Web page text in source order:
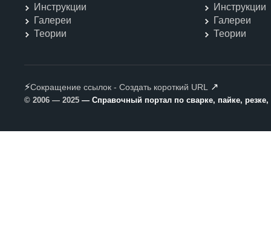
Инструкции
Галереи
Теории
Инструкции
Галереи
Теории
⚡Сокращение ссылок - Создать короткий URL ↗
© 2006 — 2025 — Справочный портал по сварке, пайке,